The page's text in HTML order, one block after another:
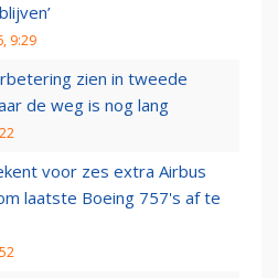
9:29
zien in tweede
de weg is nog lang
voor zes extra Airbus
laatste Boeing 757's af te